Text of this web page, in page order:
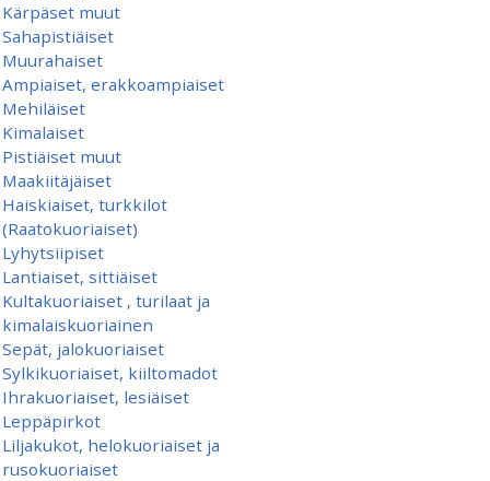
Kärpäset muut
Sahapistiäiset
Muurahaiset
Ampiaiset, erakkoampiaiset
Mehiläiset
Kimalaiset
Pistiäiset muut
Maakiitäjäiset
Haiskiaiset, turkkilot
(Raatokuoriaiset)
Lyhytsiipiset
Lantiaiset, sittiäiset
Kultakuoriaiset , turilaat ja
kimalaiskuoriainen
Sepät, jalokuoriaiset
Sylkikuoriaiset, kiiltomadot
Ihrakuoriaiset, lesiäiset
Leppäpirkot
Liljakukot, helokuoriaiset ja
rusokuoriaiset